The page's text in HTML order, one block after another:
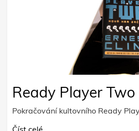
Ready Player Two
Pokračování kultovního Ready
Číst celé..